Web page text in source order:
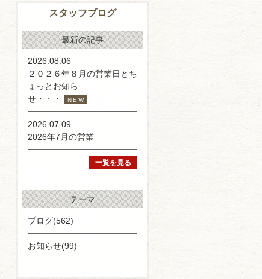
スタッフブログ
最新の記事
2026.08.06
２０２６年８月の営業日とち
ょっとお知ら
せ・・・
NEW
2026.07.09
2026年7月の営業
一覧を見る
テーマ
ブログ(562)
お知らせ(99)